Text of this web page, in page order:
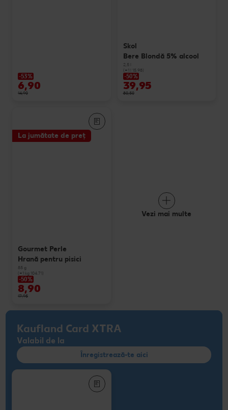
-53%
6,90
14,90
Skol
Bere Blondă 5% alcool
2,5 l
(=1 l 15.98)
-50%
39,95
80,50
La jumătate de preț
Gourmet Perle
Hrană pentru pisici
85 g
(=1 kg 104.71)
-50%
8,90
17,95
Vezi mai multe
Kaufland Card XTRA
Valabil de la
Înregistrează-te aici